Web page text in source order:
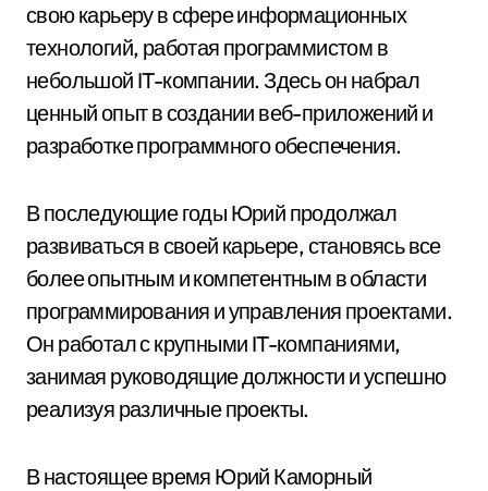
свою карьеру в сфере информационных
технологий, работая программистом в
небольшой IT-компании. Здесь он набрал
ценный опыт в создании веб-приложений и
разработке программного обеспечения.
В последующие годы Юрий продолжал
развиваться в своей карьере, становясь все
более опытным и компетентным в области
программирования и управления проектами.
Он работал с крупными IT-компаниями,
занимая руководящие должности и успешно
реализуя различные проекты.
В настоящее время Юрий Каморный